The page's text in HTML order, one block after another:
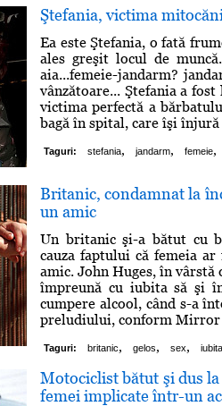
Ştefania, victima
Ea este Ştefania, o fată
ales greşit locul de
aia...femeie-jandarm?
vânzătoare... Ştefania a
victima perfectă a
bagă în spital, care îşi
Taguri: stefania, jandarm, femeie,
Britanic, condamnat la
un amic
Un britanic şi-a bătut cu
cauza faptului că femeia
amic. John Huges, în
împreună cu iubita să şi
cumpere alcool, când s-a
preludiului, conform Mirror
Taguri: britanic, gelos, sex, iubita
Motociclist bătut şi dus
femei implicate într-un